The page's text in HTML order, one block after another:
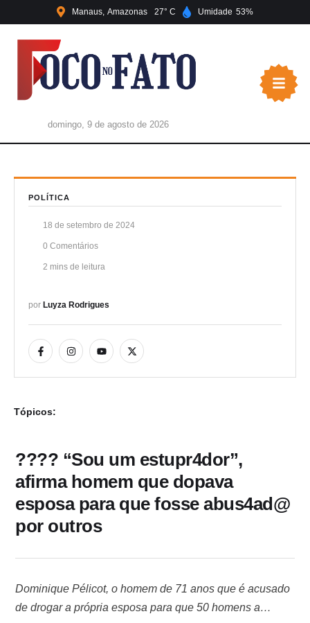
Manaus Amazonas 27 Umidade 53
domingo, 9 de agosto de 2026
POLÍTICA
18 de setembro de 2024
0 Comentários
2 mins de leitura
por Luyza Rodrigues
Tópicos:
???? “Sou um estupr4dor”,
afirma homem que dopava
esposa para que fosse abus4ad@
por outros
Dominique Pélicot, o homem de 71 anos que é acusado
de drogar a própria esposa para que 50 homens a